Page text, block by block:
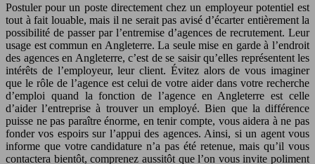
Postuler pour un poste directement chez un employeur potentiel est
tout à fait louable, mais il ne serait pas avisé d’écarter entièrement la
possibilité de passer par l’entremise d’agences de recrutement. Leur
usage est commun en Angleterre. La seule mise en garde à l’endroit
des agences en Angleterre, c’est de se saisir qu’elles représentent les
intérêts de l’employeur, leur client. Évitez alors de vous imaginer
que le rôle de l’agence est celui de votre aider dans votre recherche
d’emploi quand la fonction de l’agence en Angleterre est celle
d’aider l’entreprise à trouver un employé. Bien que la différence
puisse ne pas paraître énorme, en tenir compte, vous aidera à ne pas
fonder vos espoirs sur l’appui des agences. Ainsi, si un agent vous
informe que votre candidature n’a pas été retenue, mais qu’il vous
contactera bientôt, comprenez aussitôt que l’on vous invite poliment